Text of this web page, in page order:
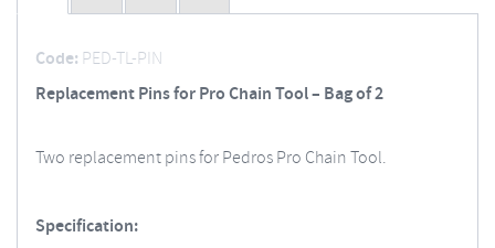
Code: PED-TL-PIN
Replacement Pins for Pro Chain Tool – Bag of 2
Two replacement pins for Pedros Pro Chain Tool.
Specification: